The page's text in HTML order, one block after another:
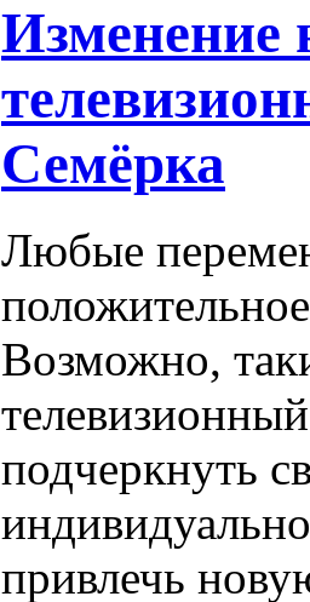
Изменение
Семёрка
Любые
Возможно,
подчеркнуть
привлечь